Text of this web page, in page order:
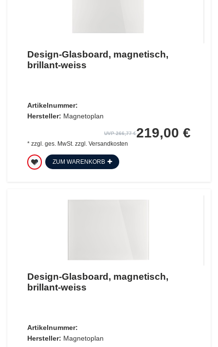
Design-Glasboard, magnetisch,
brillant-weiss
Artikelnummer:
Hersteller: Magnetoplan
UVP 266,77 €219,00 €
* zzgl. ges. MwSt.zzgl. Versandkosten
ZUM WARENKORB
Design-Glasboard, magnetisch,
brillant-weiss
Artikelnummer:
Hersteller: Magnetoplan